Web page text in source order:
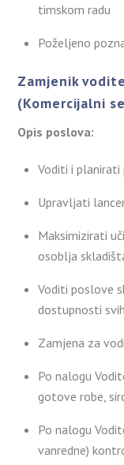
timskom radu
Poželjeno
Zamjenik
(Komercijalni
Opis poslova:
Voditi i planirati
Upravljati
Maksimizirati
osoblja
Voditi poslove
dostupnosti
Zamjena za
Po nalogu
gotove robe,
Po nalogu
vanredne)